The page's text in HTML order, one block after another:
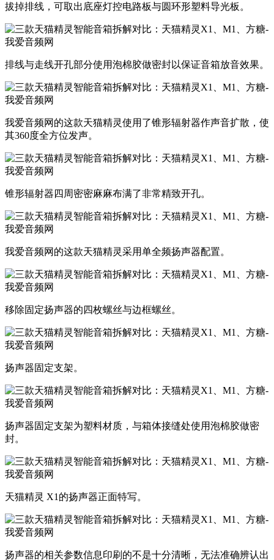
拔掉排线，可取出底座灯控电路板与圆环形塑料导光板。
排线与走线开孔部分使用泡棉胶做密封以保证音箱放音效果。
我爱音频网的这款天猫精灵使用了锥形辐射器作声音扩散，使
其360度全方位发声。
锥形辐射器四周密密麻麻布满了非常精致开孔。
我爱音频网的这款天猫精灵采用单全频扬声器配置。
移除固定扬声器的四枚螺丝与边框螺丝。
扬声器固定支架。
扬声器固定支架为塑料材质，与箱体接缝处使用泡棉胶做密
封。
天猫精灵 X1的扬声器正面特写。
扬声器的相关参数信息印刷的不是十分清晰，无法准确辨认出